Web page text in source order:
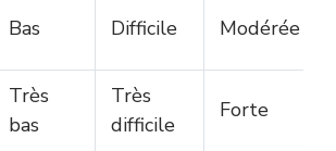
Bas Difficile Modérée
Très
bas
Très
difficile
Forte